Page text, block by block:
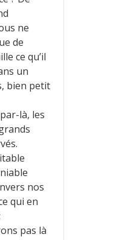
ne
de
ce qu’il
un
bien petit
là, les
nos
qui en
pas là